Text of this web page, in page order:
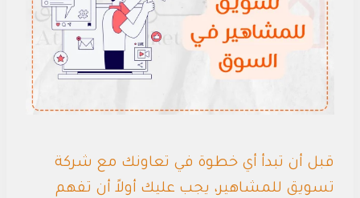
قبل أن تبدأ أي خطوة في تعاونك مع شركة
تسويق للمشاهير، يجب عليك أولاً أن تفهم